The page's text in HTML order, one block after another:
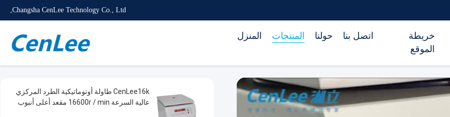
Changsha CenLee Technology Co., Ltd,
المنزل المنتجات حولنا اتصل بنا
خريطة
الموقع
CenLee16k طاولة أوتوماتيكية الطرد المركزي
عالية السرعة 16600r / min مقعد أعلى أنبوب